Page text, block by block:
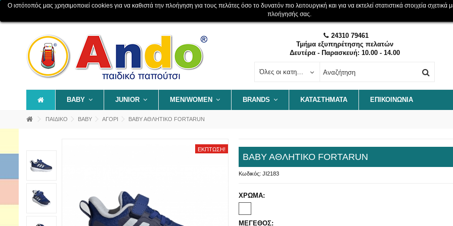
24310 79461
Τμήμα εξυπηρέτησης πελατών
Δευτέρα - Παρασκευή: 10.00 - 14.00
Ο ιστότοπός μας χρησιμοποιεί cookies για να καθιστά την πλοήγηση για τους πελάτες όσο το δυνατόν πιο λειτουργική και για να εκτελεί στατιστικά στοιχεία σχετικά
πλοήγησής σας.
BABY JUNIOR MEN/WOMEN BRANDS ΚΑΤΑΣΤΗΜΑΤΑ ΕΠΙΚΟΙΝΩΝΊΑ
ΠΑΙΔΙΚΟ BABY ΑΓΟΡΙ ΒΑΒΥ ΑΘΛΗΤΙΚΟ FORTARUN
ΈΚΠΤΩΣΗ!
ΒΑΒΥ ΑΘΛΗΤΙΚΟ FORTARUN
Κωδικός: JI2183
ΧΡΩΜΑ:
ΜΕΓΕΘΟΣ: